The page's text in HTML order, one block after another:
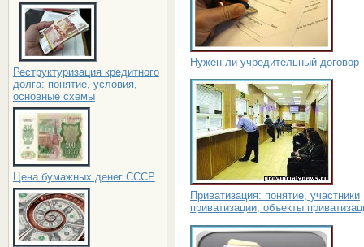
Реструктуризация кредитного
долга: понятие, условия,
основные схемы
Цена бумажных денег СССР
Нужен ли учредительный договор
Приватизация: понятие, участники
приватизации, объекты